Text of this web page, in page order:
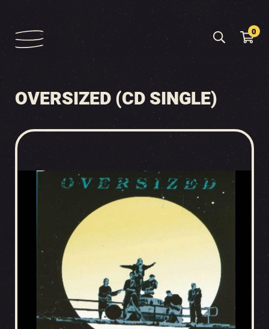
0
OVERSIZED (CD SINGLE)